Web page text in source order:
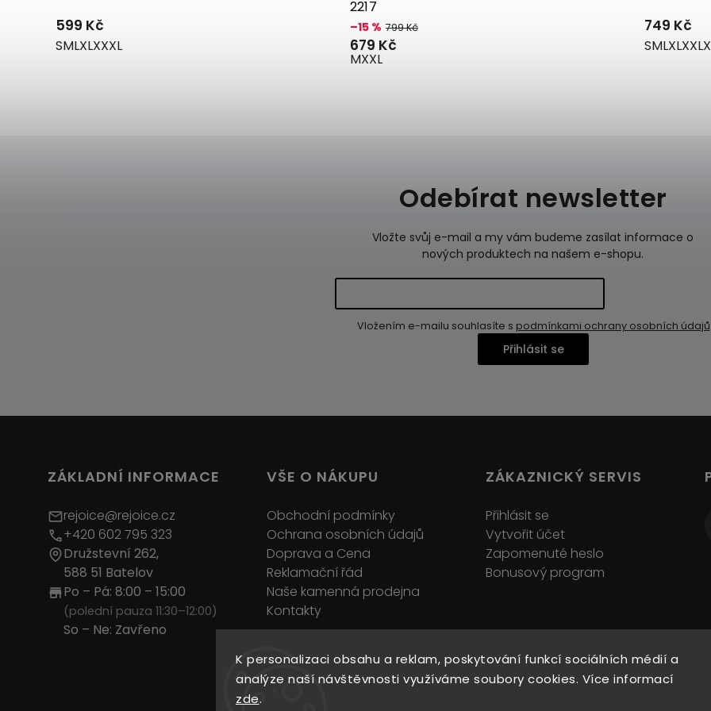
K personalizaci obsahu a reklam, poskytování funkcí sociálních médií a
analýze naší návštěvnosti využíváme soubory cookies. Více informací
zde.
599 Kč
SMLXLXXXL
2217
–15 % 799 Kč
679 Kč
MXXL
749 Kč
SMLXLXXL
Odebírat newsletter
Vložte svůj e-mail a my vám budeme zasílat informace o
nových produktech na našem e-shopu.
Vložením e-mailu souhlasíte s podmínkami ochrany osobních údajů
Přihlásit se
ZÁKLADNÍ INFORMACE
rejoice@rejoice.cz
+420 602 795 323
Družstevní 262,
588 51 Batelov
Po – Pá: 8:00 – 15:00
(polední pauza 11:30–12:00)
So – Ne: Zavřeno
VŠE O NÁKUPU
Obchodní podmínky
Ochrana osobních údajů
Doprava a Cena
Reklamační řád
Naše kamenná prodejna
Kontakty
ZÁKAZNICKÝ SERVIS
Přihlásit se
Vytvořit účet
Zapomenuté heslo
Bonusový program
Copyright 2026REJOICE s.r.o.. Všechna práva vyhrazena.